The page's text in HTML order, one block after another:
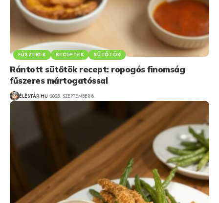
FŰSZEREK RECEPTEK SÜTŐTÖK
Rántott sütőtök recept: ropogós finomság
fűszeres mártogatóssal
ÉLÉSTÁR.HU 2025. SZEPTEMBER 8.